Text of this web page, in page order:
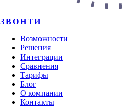
ЗВОНТИ
Возможности
Решения
Интеграции
Сравнения
Тарифы
Блог
О компании
Контакты